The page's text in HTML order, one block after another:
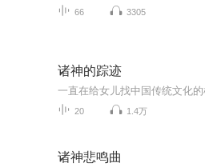
66 3305
诸神的踪迹
20 1.4万
诸神悲鸣曲